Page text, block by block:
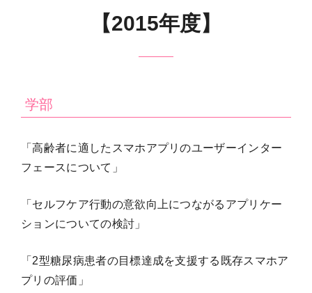
【2015年度】
学部
「高齢者に適したスマホアプリのユーザーインター
フェースについて」
「セルフケア行動の意欲向上につながるアプリケー
ションについての検討」
「2型糖尿病患者の目標達成を支援する既存スマホア
プリの評価」